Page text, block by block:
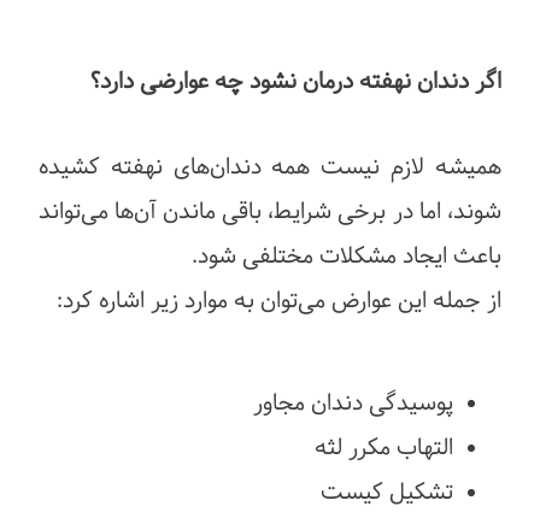
اگر دندان نهفته درمان نشود چه عوارضی دارد؟
همیشه لازم نیست همه دندان‌های نهفته کشیده
شوند، اما در برخی شرایط، باقی ماندن آن‌ها می‌تواند
باعث ایجاد مشکلات مختلفی شود.
از جمله این عوارض می‌توان به موارد زیر اشاره کرد:
پوسیدگی دندان مجاور
التهاب مکرر لثه
تشکیل کیست